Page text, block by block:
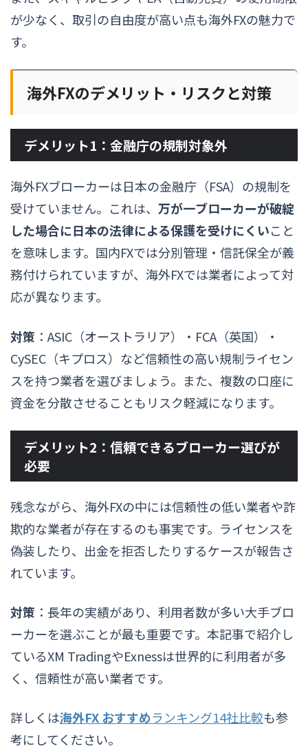
が少なく、取引の自由度が高い点も海外FXの魅力で
す。
海外FXのデメリット・リスクと対策
デメリット1：金融庁の規制対象外
海外FXブローカーは日本の金融庁（FSA）の規制を
受けていません。これは、 万が一ブローカーが破綻
した場合に日本の法律による保護を受けにくいこと
を意味します。国内FXでは分別管理・信託保全が義
務付けられていますが、海外FXでは業者によって対
応が異なります。
対策 ：ASIC（オーストラリア）・FCA（英国）・
CySEC（キプロス）など信頼性の高い規制ライセン
スを持つ業者を選びましょう。また、複数の口座に
資金を分散させることもリスク軽減になります。
デメリット2：信頼できるブローカー選びが
必要
残念ながら、海外FXの中には信頼性の低い業者や詐
欺的な業者が存在するのも事実です。ライセンスを
偽装したり、出金を拒否したりするケースが報告さ
れています。
対策 ：長年の実績があり、利用者数が多い大手ブロ
ーカーを選ぶことが最も重要です。本記事で紹介し
ているXM TradingやExnessは世界的に利用者が多
く、信頼性が高い業者です。
詳しくは海外FX おすすめランキング14社比較も参
考にしてください。